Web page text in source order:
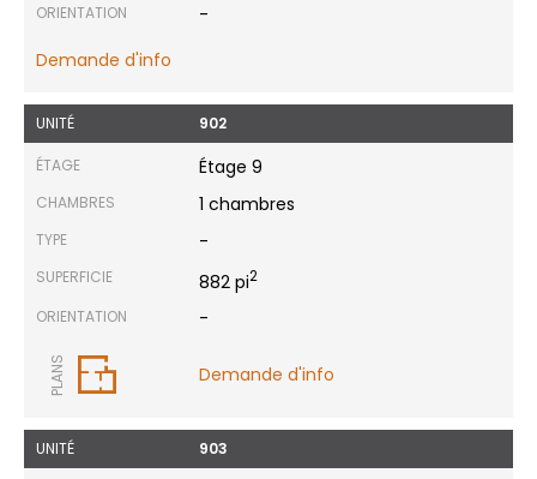
ORIENTATION
-
Demande d'info
UNITÉ 902
ÉTAGE Étage 9
CHAMBRES 1 chambres
TYPE -
SUPERFICIE 882 pi2
ORIENTATION -
PLANS Demande d'info
UNITÉ 903